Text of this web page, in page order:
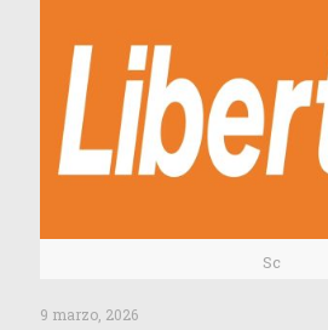
Sc
9 marzo, 2026